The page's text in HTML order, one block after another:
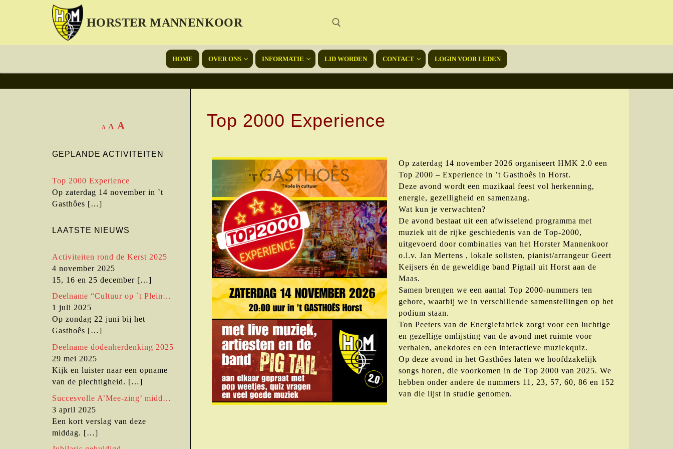
HORSTER MANNENKOOR
HOME OVER ONS INFORMATIE LID WORDEN CONTACT LOGIN VOOR LEDEN
Top 2000 Experience
Op zaterdag 14 november 2026 organiseert HMK 2.0 een
Top 2000 – Experience in ’t Gasthoês in Horst.
Deze avond wordt een muzikaal feest vol herkenning,
energie, gezelligheid en samenzang.
Wat kun je verwachten?
De avond bestaat uit een afwisselend programma met
muziek uit de rijke geschiedenis van de Top-2000,
uitgevoerd door combinaties van het Horster Mannenkoor
o.l.v. Jan Mertens , lokale solisten, pianist/arrangeur Geert
Keijsers én de geweldige band Pigtail uit Horst aan de
Maas.
Samen brengen we een aantal Top 2000-nummers ten
gehore, waarbij we in verschillende samenstellingen op het
podium staan.
Ton Peeters van de Energiefabriek zorgt voor een luchtige
en gezellige omlijsting van de avond met ruimte voor
verhalen, anekdotes en een interactieve muziekquiz.
Op deze avond in het Gasthôes laten we hoofdzakelijk
songs horen, die voorkomen in de Top 2000 van 2025. We
hebben onder andere de nummers 11, 23, 57, 60, 86 en 152
van die lijst in studie genomen.
A A A
GEPLANDE ACTIVITEITEN
Top 2000 Experience
Op zaterdag 14 november in `t
Gasthôes […]
LAATSTE NIEUWS
Activiteiten rond de Kerst 2025
4 november 2025
15, 16 en 25 december […]
Deelname “Cultuur op `t Plein̶…
1 juli 2025
Op zondag 22 juni bij het
Gasthoês […]
Deelname dodenherdenking 2025
29 mei 2025
Kijk en luister naar een opname
van de plechtigheid. […]
Succesvolle A’Mee-zing’ midd…
3 april 2025
Een kort verslag van deze
middag. […]